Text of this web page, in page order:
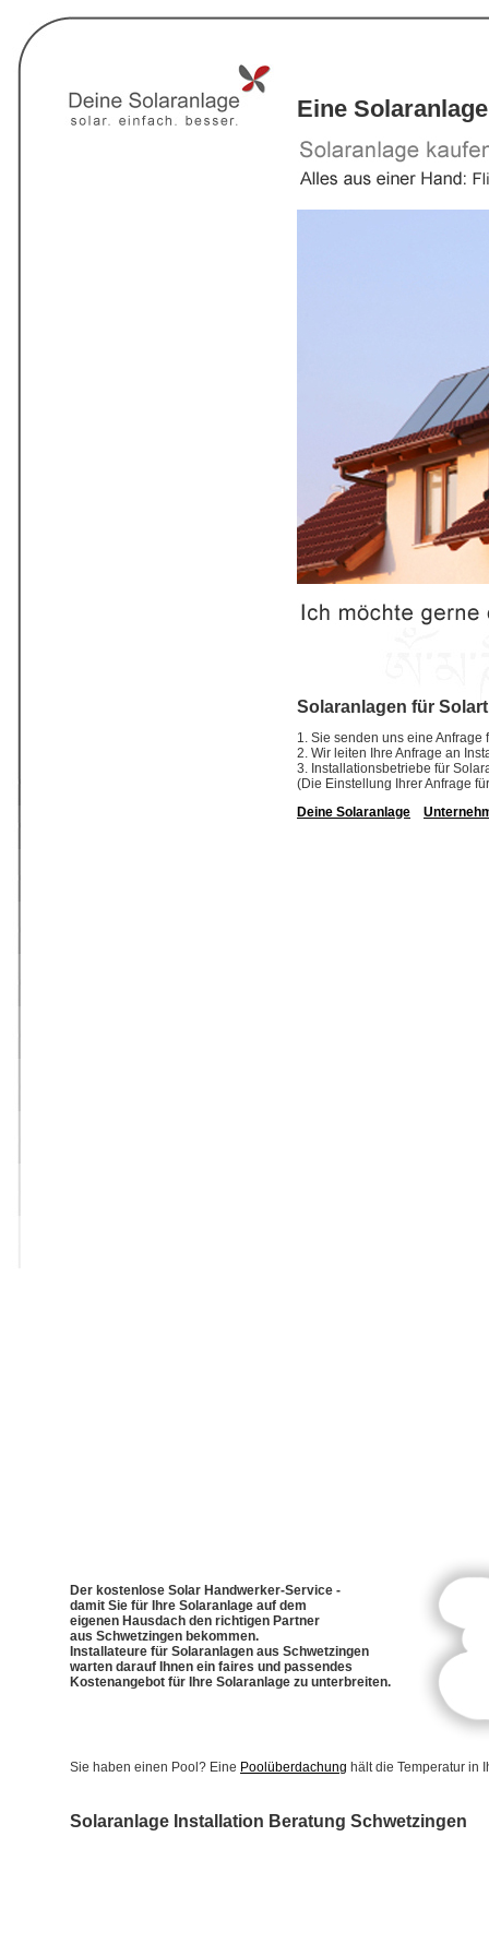
Eine
Solaranlagen für
1. Sie senden uns eine
2. Wir leiten Ihre Anfrage an
3. Installationsbetriebe für
(Die Einstellung Ihrer Anfrage
Deine Solaranlage
Der kostenlose Solar Handwerker-Service -
damit Sie für Ihre Solaranlage auf dem
eigenen Hausdach den richtigen Partner
aus Schwetzingen bekommen.
Installateure für Solaranlagen aus Schwetzingen
warten darauf Ihnen ein faires und passendes
Kostenangebot für Ihre Solaranlage zu unterbreiten.
Sie haben einen Pool? Eine Poolüberdachung hält die Temperatur in
Solaranlage Installation Beratung Schwetzingen